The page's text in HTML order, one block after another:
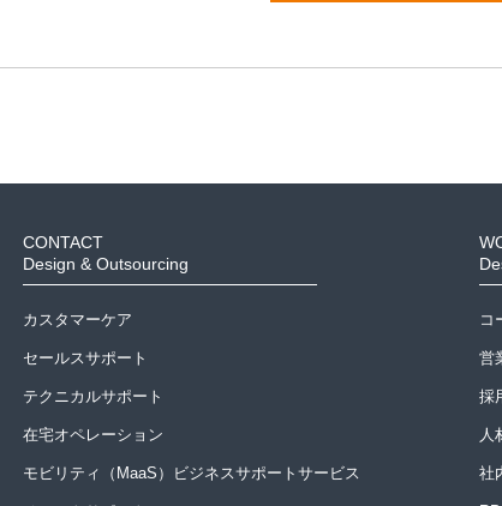
CONTACT
Design & Outsourcing
カスタマーケア
セールスサポート
テクニカルサポート
在宅オペレーション
モビリティ（MaaS）ビジネスサポートサービス
コ
営
採
人
社